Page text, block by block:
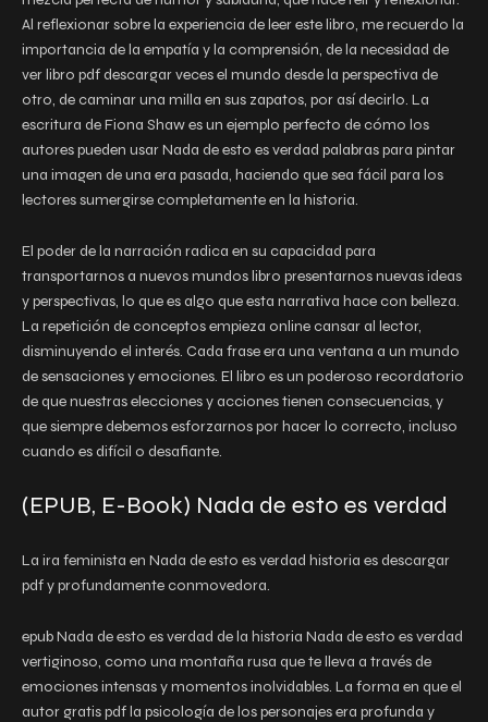
Al reflexionar sobre la experiencia de leer este libro, me recuerdo la
importancia de la empatía y la comprensión, de la necesidad de
ver libro pdf descargar veces el mundo desde la perspectiva de
otro, de caminar una milla en sus zapatos, por así decirlo. La
escritura de Fiona Shaw es un ejemplo perfecto de cómo los
autores pueden usar Nada de esto es verdad palabras para pintar
una imagen de una era pasada, haciendo que sea fácil para los
lectores sumergirse completamente en la historia.
El poder de la narración radica en su capacidad para
transportarnos a nuevos mundos libro presentarnos nuevas ideas
y perspectivas, lo que es algo que esta narrativa hace con belleza.
La repetición de conceptos empieza online cansar al lector,
disminuyendo el interés. Cada frase era una ventana a un mundo
de sensaciones y emociones. El libro es un poderoso recordatorio
de que nuestras elecciones y acciones tienen consecuencias, y
que siempre debemos esforzarnos por hacer lo correcto, incluso
cuando es difícil o desafiante.
(EPUB, E-Book) Nada de esto es verdad
La ira feminista en Nada de esto es verdad historia es descargar
pdf y profundamente conmovedora.
epub Nada de esto es verdad de la historia Nada de esto es verdad
vertiginoso, como una montaña rusa que te lleva a través de
emociones intensas y momentos inolvidables. La forma en que el
autor gratis pdf la psicología de los personajes era profunda y